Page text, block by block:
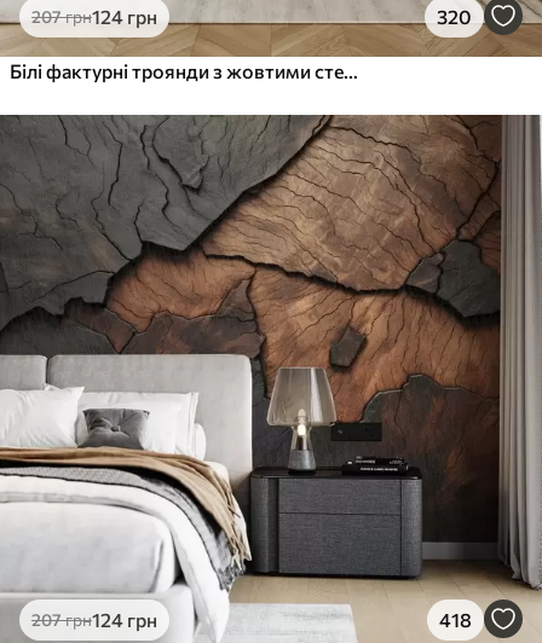
207грн124 грн 320
207грн124 грн 418